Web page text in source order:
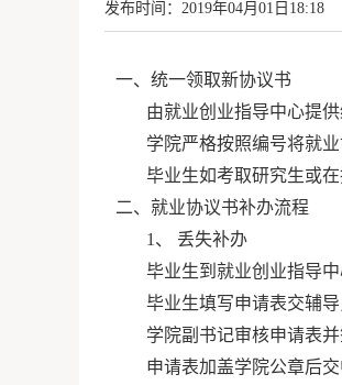
发布时间： 2019年04月01日18:18
一、统一领取新协议书
由就业创业指导中心提
学院严格按照编号将就
毕业生如考取研究生或
二、就业协议书补办流程
1、 丢失补办
毕业生到就业创业指导
毕业生填写申请表交辅
学院副书记审核申请表
申请表加盖学院公章后